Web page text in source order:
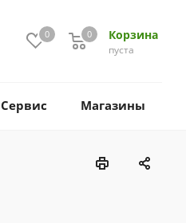
0 Корзина
0
пуста
0
Сервис Магазины